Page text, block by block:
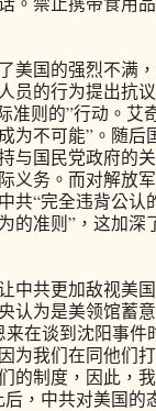
国的强烈不满，
员的行为提出抗
准则的”行动。艾
为不可能”。随后
与国民党政府的
义务。而对解放
共“完全违背公认
的准则”，这加深
共更加敌视美国
认为是美领馆蓄
来在谈到沈阳事件
为我们在同他们
的制度，因此，
，中共对美国的